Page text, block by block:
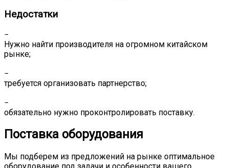
Недостатки
−
Нужно найти производителя на огромном китайском
рынке;
−
требуется организовать партнерство;
−
обязательно нужно проконтролировать поставку.
Поставка оборудования
Мы подберем из предложений на рынке оптимальное